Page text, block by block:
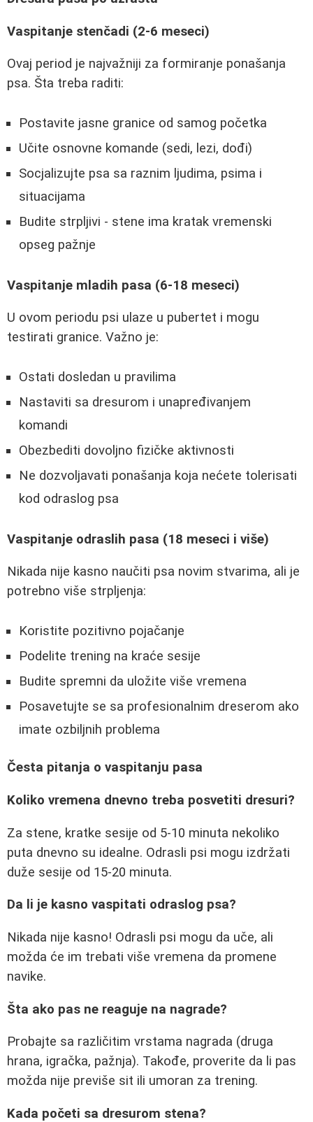
Vaspitanje stenčadi (2-6 meseci)
Ovaj period je najvažniji za formiranje ponašanja
psa. Šta treba raditi:
Postavite jasne granice od samog početka
Učite osnovne komande (sedi, lezi, dođi)
Socjalizujte psa sa raznim ljudima, psima i
situacijama
Budite strpljivi - stene ima kratak vremenski
opseg pažnje
Vaspitanje mladih pasa (6-18 meseci)
U ovom periodu psi ulaze u pubertet i mogu
testirati granice. Važno je:
Ostati dosledan u pravilima
Nastaviti sa dresurom i unapređivanjem
komandi
Obezbediti dovoljno fizičke aktivnosti
Ne dozvoljavati ponašanja koja nećete tolerisati
kod odraslog psa
Vaspitanje odraslih pasa (18 meseci i više)
Nikada nije kasno naučiti psa novim stvarima, ali je
potrebno više strpljenja:
Koristite pozitivno pojačanje
Podelite trening na kraće sesije
Budite spremni da uložite više vremena
Posavetujte se sa profesionalnim dreserom ako
imate ozbiljnih problema
Česta pitanja o vaspitanju pasa
Koliko vremena dnevno treba posvetiti dresuri?
Za stene, kratke sesije od 5-10 minuta nekoliko
puta dnevno su idealne. Odrasli psi mogu izdržati
duže sesije od 15-20 minuta.
Da li je kasno vaspitati odraslog psa?
Nikada nije kasno! Odrasli psi mogu da uče, ali
možda će im trebati više vremena da promene
navike.
Šta ako pas ne reaguje na nagrade?
Probajte sa različitim vrstama nagrada (druga
hrana, igračka, pažnja). Takođe, proverite da li pas
možda nije previše sit ili umoran za trening.
Kada početi sa dresurom stena?